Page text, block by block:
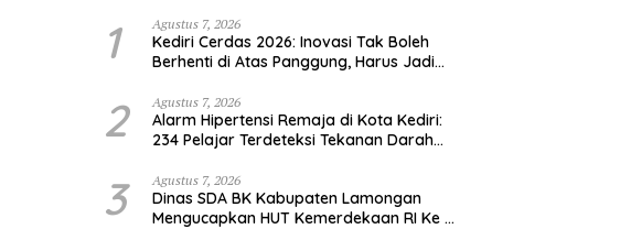
1 Agustus 7, 2026
Kediri Cerdas 2026: Inovasi Tak Boleh
Berhenti di Atas Panggung, Harus Jadi
2 Agustus 7, 2026
Alarm Hipertensi Remaja di Kota Kediri:
234 Pelajar Terdeteksi Tekanan Darah
3 Agustus 7, 2026
Dinas SDA BK Kabupaten Lamongan
Mengucapkan HUT Kemerdekaan RI Ke –